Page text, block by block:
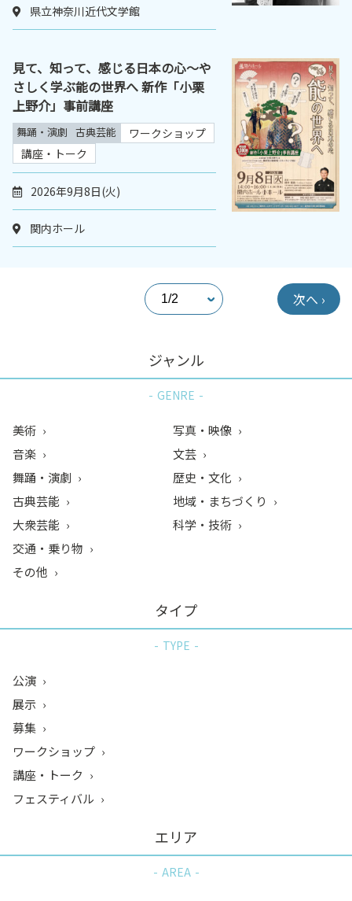
県立神奈川近代文学館
見て、知って、感じる日本の心～や
さしく学ぶ能の世界へ 新作「小栗
上野介」事前講座
舞踊・演劇 古典芸能
ワークショップ
講座・トーク
2026年9月8日(火)
関内ホール
次へ ›
ジャンル
GENRE
美術
音楽
舞踊・演劇
古典芸能
大衆芸能
写真・映像
文芸
歴史・文化
地域・まちづくり
科学・技術
交通・乗り物
その他
タイプ
TYPE
公演
展示
募集
ワークショップ
講座・トーク
フェスティバル
エリア
AREA